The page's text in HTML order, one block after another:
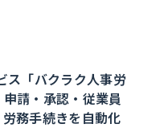
ス「バクラク人事労
請・承認・従業員
務手続きを自動化